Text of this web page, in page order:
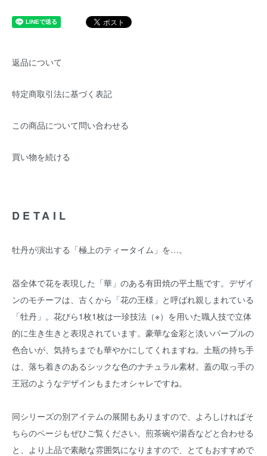
返品について
特定商取引法に基づく表記
この商品について問い合わせる
買い物を続ける
DETAIL
牡丹が演出する「極上のティータイム」を…。
器全体で花を表現した「華」のある有田焼の平土瓶です。デザイ
ンのモチーフは、古くから「花の王様」と呼ばれ親しまれている
「牡丹」。花びら1枚1枚は一珍技法（※）を用いた職人技で立体
的に生き生きと表現されています。豪華な金彩と淡いパープルの
色合いが、気持ちまでも華やかにしてくれますね。土瓶の持ち手
は、落ち着きのあるシックな色のナチュラル素材。蓋の取っ手の
王冠のようなデザインもまたオシャレですね。
同シリーズの別アイテムの展開もありますので、よろしければそ
ちらのページもぜひご覧ください。煎茶碗や湯呑などと合わせる
と、より上品で素敵な雰囲気になりますので、とてもおすすめで